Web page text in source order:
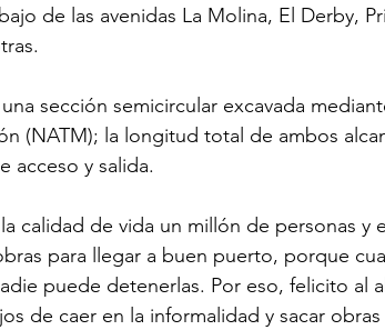
de las avenidas La Molina, El Derby,
sección semicircular excavada
(NATM); la longitud total de ambos
acceso y salida.
calidad de vida un millón de personas y
para llegar a buen puerto, porque
puede detenerlas. Por eso, felicito al
de caer en la informalidad y sacar